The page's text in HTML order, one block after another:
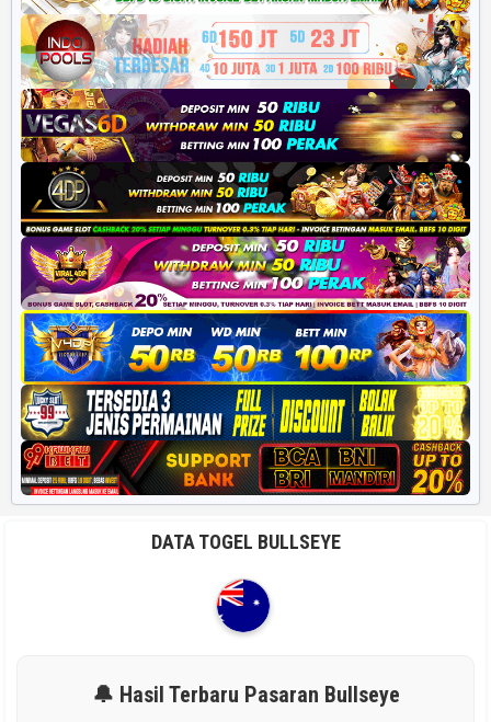
DATA TOGEL BULLSEYE
🔔 Hasil Terbaru Pasaran Bullseye